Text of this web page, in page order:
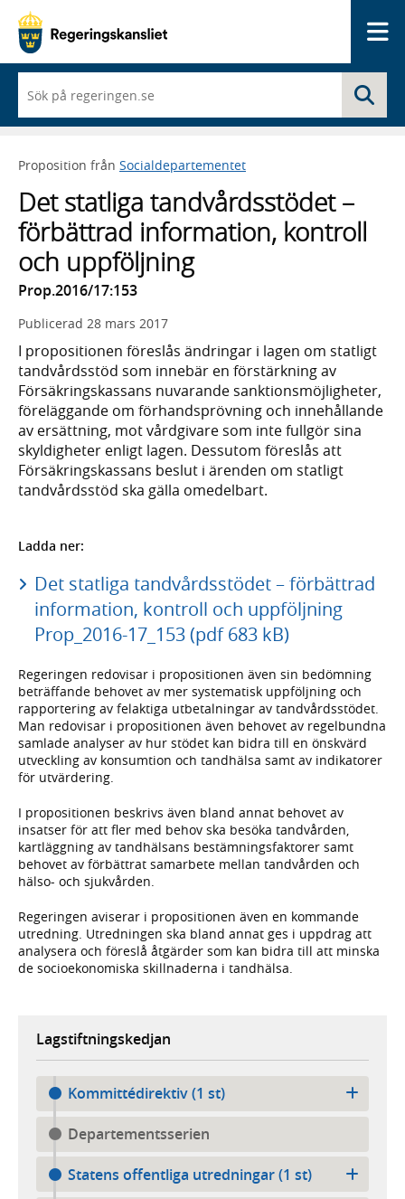
du
börjar
skriva
framträder
lista
med
sökförslag
Proposition från Socialdepartementet
Det statliga tandvårdsstödet –
förbättrad information, kontroll
och uppföljning
Prop.2016/17:153
Publicerad 28 mars 2017
I propositionen föreslås ändringar i lagen om statligt
tandvårdsstöd som innebär en förstärkning av
Försäkringskassans nuvarande sanktionsmöjligheter,
föreläggande om förhandsprövning och innehållande
av ersättning, mot vårdgivare som inte fullgör sina
skyldigheter enligt lagen. Dessutom föreslås att
Försäkringskassans beslut i ärenden om statligt
tandvårdsstöd ska gälla omedelbart.
Ladda ner:
Det statliga tandvårdsstödet – förbättrad
information, kontroll och uppföljning
Prop_2016-17_153 (pdf 683 kB)
Regeringen redovisar i propositionen även sin bedömning
beträffande behovet av mer systematisk uppföljning och
rapportering av felaktiga utbetalningar av tandvårdsstödet.
Man redovisar i propositionen även behovet av regelbundna
samlade analyser av hur stödet kan bidra till en önskvärd
utveckling av konsumtion och tandhälsa samt av indikatorer
för utvärdering.
I propositionen beskrivs även bland annat behovet av
insatser för att fler med behov ska besöka tandvården,
kartläggning av tandhälsans bestämningsfaktorer samt
behovet av förbättrat samarbete mellan tandvården och
hälso- och sjukvården.
Regeringen aviserar i propositionen även en kommande
utredning. Utredningen ska bland annat ges i uppdrag att
analysera och föreslå åtgärder som kan bidra till att minska
de socioekonomiska skillnaderna i tandhälsa.
Lagstiftningskedjan
Kommittédirektiv (1 st)
Departementsserien
Statens offentliga utredningar (1 st)